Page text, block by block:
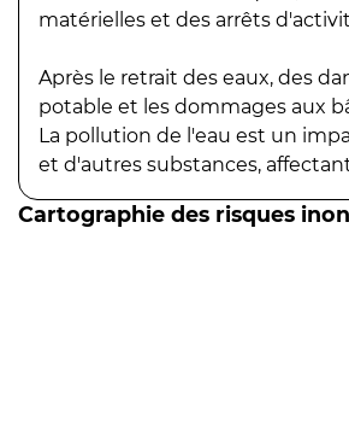
matérielles et des arrêts
Après le retrait des eaux, des
potable et les dommages aux
La pollution de l'eau est un
et d'autres substances,
Cartographie des risques